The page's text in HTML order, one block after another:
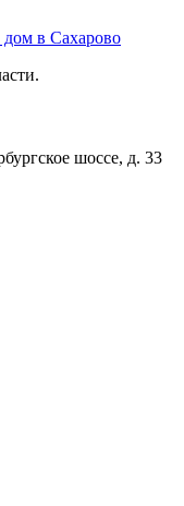
в Сахарово
шоссе, д. 33